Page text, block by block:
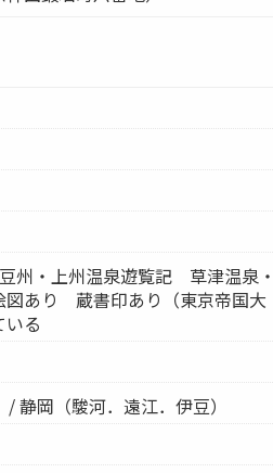
・上州温泉遊覧記 草津温泉・
あり 蔵書印あり（東京帝国大
る
静岡（駿河．遠江．伊豆）